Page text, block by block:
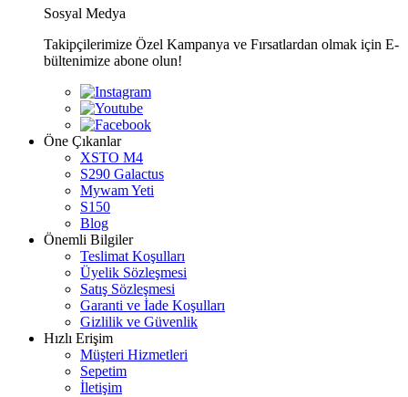
Sosyal Medya
Takipçilerimize Özel Kampanya ve Fırsatlardan olmak için E-
bültenimize abone olun!
Öne Çıkanlar
XSTO M4
S290 Galactus
Mywam Yeti
S150
Blog
Önemli Bilgiler
Teslimat Koşulları
Üyelik Sözleşmesi
Satış Sözleşmesi
Garanti ve İade Koşulları
Gizlilik ve Güvenlik
Hızlı Erişim
Müşteri Hizmetleri
Sepetim
İletişim